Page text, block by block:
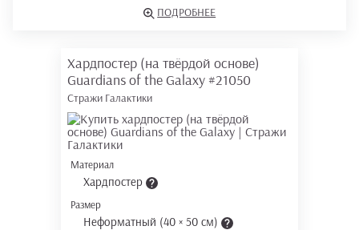
ПОДРОБНЕЕ
Хардпостер (на твёрдой основе)
Guardians of the Galaxy #21050
Стражи Галактики
Материал
Хардпостер
Размер
Неформатный (40 × 50 см)